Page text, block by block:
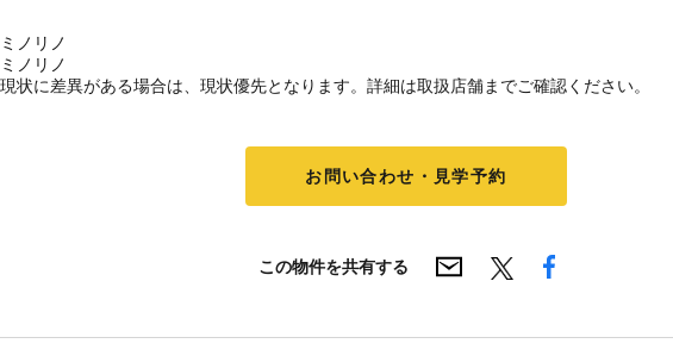
ノリノ
ノリノ
状に差異がある場合は、現状優先となります。詳細は取扱店舗までご確認ください。
お問い合わせ・見学予約
この物件を共有する